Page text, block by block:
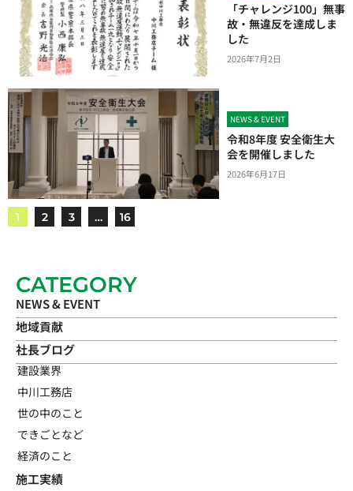
「チャレンジ100」無事
故・無違反を達成しま
した
2026年7月2日
NEWS & EVENT
令和8年度 安全衛生大
会を開催しました
2026年6月17日
1 2 3 … 16
CATEGORY
NEWS & EVENT
地域貢献
社長ブログ
建設業界
中川工務店
世の中のこと
できごとなど
経済のこと
施工実績